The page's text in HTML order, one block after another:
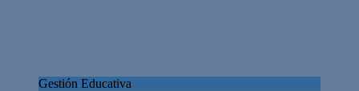
Gestión Educativa